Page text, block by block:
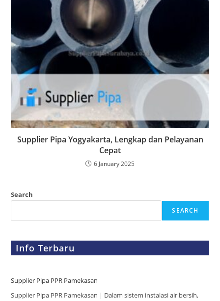
Supplier Pipa Yogyakarta, Lengkap dan Pelayanan
Cepat
6 January 2025
Search
SEARCH
Info Terbaru
Supplier Pipa PPR Pamekasan
Supplier Pipa PPR Pamekasan | Dalam sistem instalasi air bersih,